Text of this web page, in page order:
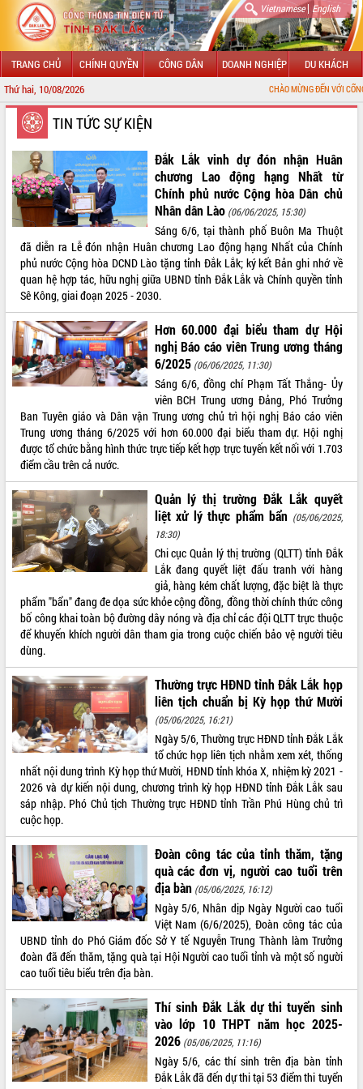
Vietnamese| English
TRANG CHỦ CHÍNH QUYỀN CÔNG DÂN DOANH NGHIỆP DU KHÁCH
Thứ hai, 10/08/2026 CHÀO MỪNG ĐẾN VỚI CỔNG THÔNG TIN ĐIỆN
GIỚI THIỆU
LÃNH ĐẠO UBND TỈNH
TIN TỨC SỰ KIỆN
SỞ, BAN, NGÀNH
UBND CÁC XÃ, PHƯỜNG
THÔNG TIN CHỈ ĐẠO ĐIỀU HÀNH
HỆ THỐNG VĂN BẢN
VĂN BẢN HĐND TỈNH
ĐIỂM TIN VĂN BẢN
QUY HOẠCH - KẾ HOẠCH
VIDEO
Không có file video nào để phát.
ALBUM ẢNH
LIÊN KẾT WEB
THỐNG KÊ TRUY CẬP
Hôm nay: 220
TIN TỨC SỰ KIỆN
Đắk Lắk vinh dự đón nhận Huân
chương Lao động hạng Nhất từ
Chính phủ nước Cộng hòa Dân chủ
Nhân dân Lào (06/06/2025, 15:30)
Sáng 6/6, tại thành phố Buôn Ma Thuột
đã diễn ra Lễ đón nhận Huân chương Lao động hạng Nhất của Chính
phủ nước Cộng hòa DCND Lào tặng tỉnh Đắk Lắk; ký kết Bản ghi nhớ về
quan hệ hợp tác, hữu nghị giữa UBND tỉnh Đắk Lắk và Chính quyền tỉnh
Sê Kông, giai đoạn 2025 - 2030.
Hơn 60.000 đại biểu tham dự Hội
nghị Báo cáo viên Trung ương tháng
6/2025 (06/06/2025, 11:30)
Sáng 6/6, đồng chí Phạm Tất Thắng- Ủy
viên BCH Trung ương Đảng, Phó Trưởng
Ban Tuyên giáo và Dân vận Trung ương chủ trì hội nghị Báo cáo viên
Trung ương tháng 6/2025 với hơn 60.000 đại biểu tham dự. Hội nghị
được tổ chức bằng hình thức trực tiếp kết hợp trực tuyến kết nối với 1.703
điểm cầu trên cả nước.
Quản lý thị trường Đắk Lắk quyết
liệt xử lý thực phẩm bẩn (05/06/2025,
18:30)
Chi cục Quản lý thị trường (QLTT) tỉnh Đắk
Lắk đang quyết liệt đấu tranh với hàng
giả, hàng kém chất lượng, đặc biệt là thực
phẩm "bẩn" đang đe dọa sức khỏe cộng đồng, đồng thời chính thức công
bố công khai toàn bộ đường dây nóng và địa chỉ các đội QLTT trực thuộc
để khuyến khích người dân tham gia trong cuộc chiến bảo vệ người tiêu
dùng.
Thường trực HĐND tỉnh Đắk Lắk họp
liên tịch chuẩn bị Kỳ họp thứ Mười
(05/06/2025, 16:21)
Ngày 5/6, Thường trực HĐND tỉnh Đắk Lắk
tổ chức họp liên tịch nhằm xem xét, thống
nhất nội dung trình Kỳ họp thứ Mười, HĐND tỉnh khóa X, nhiệm kỳ 2021 -
2026 và dự kiến nội dung, chương trình kỳ họp HĐND tỉnh Đắk Lắk sau
sáp nhập. Phó Chủ tịch Thường trực HĐND tỉnh Trần Phú Hùng chủ trì
cuộc họp.
Đoàn công tác của tỉnh thăm, tặng
quà các đơn vị, người cao tuổi trên
địa bàn (05/06/2025, 16:12)
Ngày 5/6, Nhân dịp Ngày Người cao tuổi
Việt Nam (6/6/2025), Đoàn công tác của
UBND tỉnh do Phó Giám đốc Sở Y tế Nguyễn Trung Thành làm Trưởng
đoàn đã đến thăm, tặng quà tại Hội Người cao tuổi tỉnh và một số người
cao tuổi tiêu biểu trên địa bàn.
Thí sinh Đắk Lắk dự thi tuyển sinh
vào lớp 10 THPT năm học 2025-
2026 (05/06/2025, 11:16)
Ngày 5/6, các thí sinh trên địa bàn tỉnh
Đắk Lắk đã đến dự thi tại 53 điểm thi tuyển